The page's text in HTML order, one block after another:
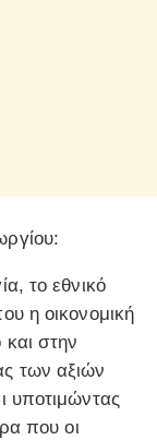
το εθνικό
η οικονομική
στην
των αξιών
υποτιμώντας
που οι